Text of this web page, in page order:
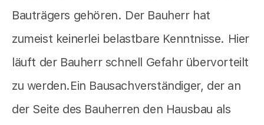
Bauträgers gehören. Der Bauherr hat
zumeist keinerlei belastbare Kenntnisse. Hier
läuft der Bauherr schnell Gefahr übervorteilt
zu werden.Ein Bausachverständiger, der an
der Seite des Bauherren den Hausbau als